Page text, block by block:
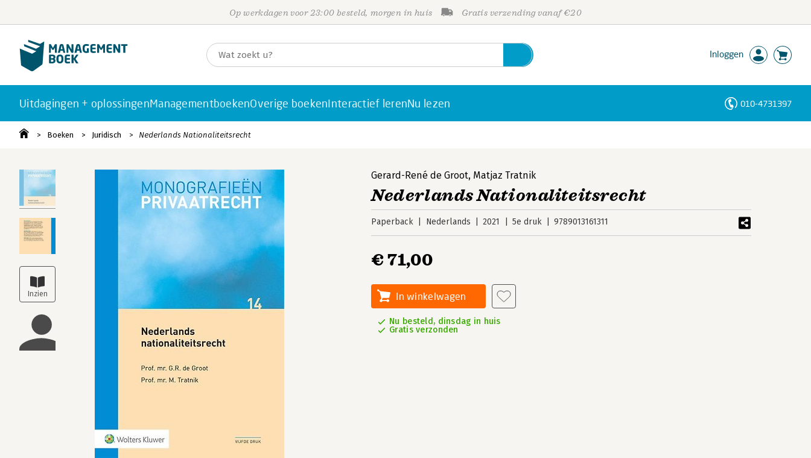
Op werkdagen voor 23:00 besteld, morgen in huis Gratis verzending vanaf €20
Inloggen
Uitdagingen + oplossingenManagementboekenOverige boekenInteractief lerenNu lezen 010-4731397
Boeken Juridisch Nederlands Nationaliteitsrecht
Gerard-René de Groot, Matjaz Tratnik
Nederlands Nationaliteitsrecht
Paperback Nederlands 2021 5e druk 9789013161311
€ 71,00
In winkelwagen
Nu besteld, dinsdag in huis
Gratis verzonden
Personen